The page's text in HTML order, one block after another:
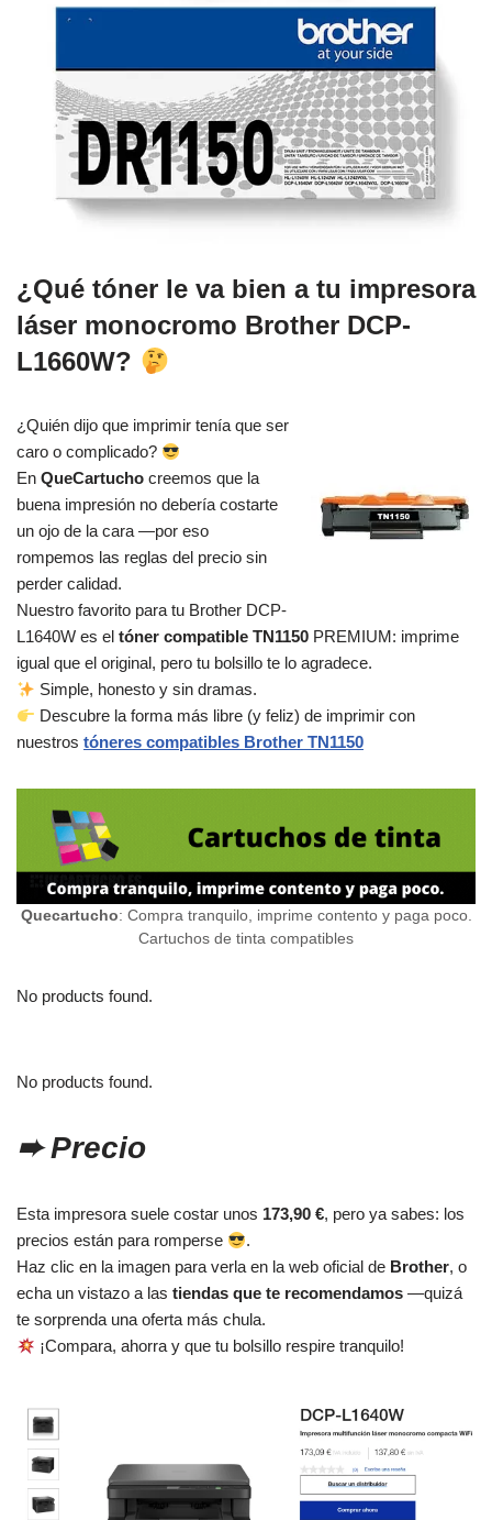
¿Qué tóner le va bien a tu impresora
láser monocromo Brother DCP-
L1660W?
¿Quién dijo que imprimir tenía que ser
caro o complicado?
En QueCartucho creemos que la
buena impresión no debería costarte
un ojo de la cara —por eso
rompemos las reglas del precio sin
perder calidad.
Nuestro favorito para tu Brother DCP-
L1640W es el tóner compatible TN1150 PREMIUM: imprime
igual que el original, pero tu bolsillo te lo agradece.
Simple, honesto y sin dramas.
Descubre la forma más libre (y feliz) de imprimir con
nuestros tóneres compatibles Brother TN1150
Quecartucho: Compra tranquilo, imprime contento y paga poco.
Cartuchos de tinta compatibles
No products found.
No products found.
➨ Precio
Esta impresora suele costar unos 173,90 €, pero ya sabes: los
precios están para romperse
.
Haz clic en la imagen para verla en la web oficial de Brother, o
echa un vistazo a las tiendas que te recomendamos —quizá
te sorprenda una oferta más chula.
¡Compara, ahorra y que tu bolsillo respire tranquilo!